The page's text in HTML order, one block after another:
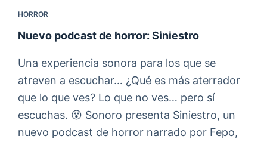
HORROR
Nuevo podcast de horror: Siniestro
Una experiencia sonora para los que se
atreven a escuchar… ¿Qué es más aterrador
que lo que ves? Lo que no ves… pero sí
escuchas. 😵 Sonoro presenta Siniestro, un
nuevo podcast de horror narrado por Fepo,